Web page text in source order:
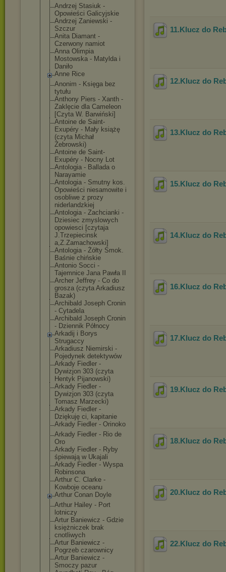
Andrzej Stasiuk -
Opowieści Galicyjskie
Andrzej Zaniewski -
Szczur
Anita Diamant -
Czerwony namiot
Anna Olimpia
Mostowska - Matylda i
Daniło
Anne Rice
Anonim - Księga bez
tytułu
Anthony Piers - Xanth -
Zaklęcie dla Cameleon
[Czyta W. Barwiński]
Antoine de Saint-
Exupéry - Mały książę
(czyta Michał
Żebrowski)
Antoine de Saint-
Exupéry - Nocny Lot
Antologia - Ballada o
Narayamie
Antologia - Smutny kos.
Opowieści niesamowite i
osobliwe z prozy
niderlandzkiej
Antologia - Zachcianki -
Dziesiec zmyslowych
opowiesci [czytaja
J.Trzepiecinsk
a,Z.Zamachowski]
Antologia - Żółty Smok.
Baśnie chińskie
Antonio Socci -
Tajemnice Jana Pawła II
Archer Jeffrey - Co do
grosza (czyta Arkadiusz
Bazak)
Archibald Joseph Cronin
- Cytadela
Archibald Joseph Cronin
- Dziennik Północy
Arkadij i Borys
Strugaccy
Arkadiusz Niemirski -
Pojedynek detektywów
Arkady Fiedler -
Dywizjon 303 (czyta
Hentyk Pijanowski)
Arkady Fiedler -
Dywizjon 303 (czyta
Tomasz Marzecki)
Arkady Fiedler -
Dziękuję ci, kapitanie
Arkady Fiedler - Orinoko
Arkady Fiedler - Rio de
Oro
Arkady Fiedler - Ryby
śpiewają w Ukajali
Arkady Fiedler - Wyspa
Robinsona
Arthur C. Clarke -
Kowboje oceanu
Arthur Conan Doyle
Arthur Hailey - Port
lotniczy
Artur Baniewicz - Gdzie
księżniczek brak
cnotliwych
Artur Baniewicz -
Pogrzeb czarownicy
Artur Baniewicz -
Smoczy pazur
11.Klucz do
12.Klucz do
13.Klucz do
15.Klucz do
14.Klucz do
16.Klucz do
17.Klucz do
19.Klucz do
18.Klucz do
20.Klucz do
22.Klucz do